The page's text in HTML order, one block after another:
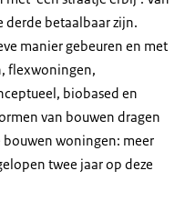
betaalbaar zijn.
manier gebeuren en met
flexwoningen,
biobased en
van bouwen dragen
woningen: meer
twee jaar op deze